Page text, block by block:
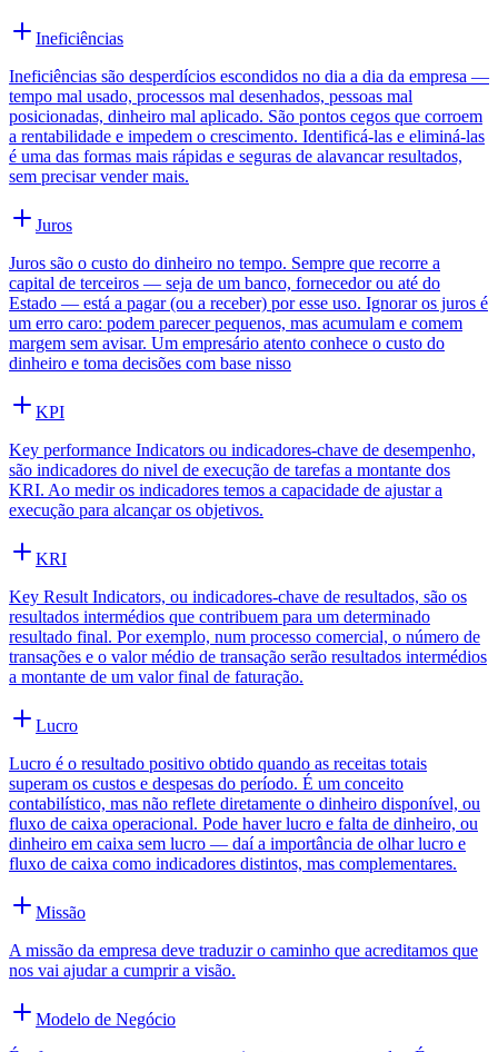
Ineficiências
Ineficiências são desperdícios escondidos no dia a dia da empresa —
tempo mal usado, processos mal desenhados, pessoas mal
posicionadas, dinheiro mal aplicado. São pontos cegos que corroem
a rentabilidade e impedem o crescimento. Identificá-las e eliminá-las
é uma das formas mais rápidas e seguras de alavancar resultados,
sem precisar vender mais.
Juros
Juros são o custo do dinheiro no tempo. Sempre que recorre a
capital de terceiros — seja de um banco, fornecedor ou até do
Estado — está a pagar (ou a receber) por esse uso. Ignorar os juros é
um erro caro: podem parecer pequenos, mas acumulam e comem
margem sem avisar. Um empresário atento conhece o custo do
dinheiro e toma decisões com base nisso
KPI
Key performance Indicators ou indicadores-chave de desempenho,
são indicadores do nivel de execução de tarefas a montante dos
KRI. Ao medir os indicadores temos a capacidade de ajustar a
execução para alcançar os objetivos.
KRI
Key Result Indicators, ou indicadores-chave de resultados, são os
resultados intermédios que contribuem para um determinado
resultado final. Por exemplo, num processo comercial, o número de
transações e o valor médio de transação serão resultados intermédios
a montante de um valor final de faturação.
Lucro
Lucro é o resultado positivo obtido quando as receitas totais
superam os custos e despesas do período. É um conceito
contabilístico, mas não reflete diretamente o dinheiro disponível, ou
fluxo de caixa operacional. Pode haver lucro e falta de dinheiro, ou
dinheiro em caixa sem lucro — daí a importância de olhar lucro e
fluxo de caixa como indicadores distintos, mas complementares.
Missão
A missão da empresa deve traduzir o caminho que acreditamos que
nos vai ajudar a cumprir a visão.
Modelo de Negócio